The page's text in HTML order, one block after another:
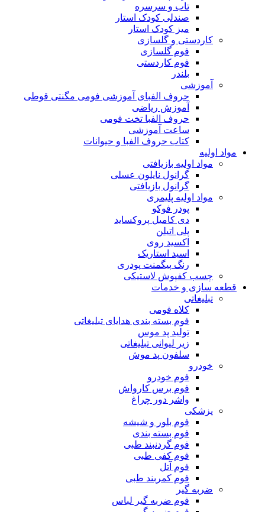
تاب و سرسره
صندلی کودک استار
میز کودک استار
کاردستی و گلسازی
فوم گلسازی
فوم کاردستی
بلندر
آموزشی
حروف الفبای آموزشی فومی مگنتی قوطی
آموزش ریاضی
حروف الفبا تخت فومی
ساعت آموزشی
کتاب حروف الفبا و حیوانات
مواد اولیه
مواد اولیه بازیافتی
گرانول نایلون عسلی
گرانول بازیافتی
مواد اولیه پلیمری
پودر فوکو
دی کامیل پروکساید
پلی اتیلن
اکسید روی
اسید استاریک
رنگ پیگمنت پودری
چسب کفپوش لاستیکی
قطعه سازی و خدمات
تبلیغاتی
کلاه فومی
فوم بسته بندی هدایای تبلیغاتی
تولید پد موس
زیر لیوانی تبلیغاتی
سلفون پد موش
خودرو
فوم خودرو
فوم برس کارواش
واشر دور چراغ
پزشکی
فوم بلور و شیشه
فوم بسته بندی
فوم گردنبند طبی
فوم کفی طبی
فوم آتل
فوم کمربند طبی
ضربه گیر
فوم ضربه گیر لباس